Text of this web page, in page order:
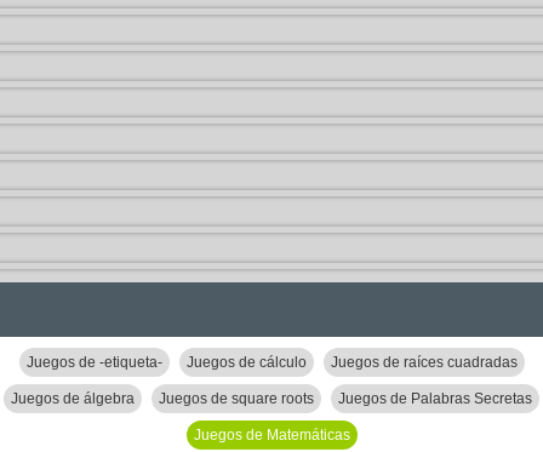
Juegos de -etiqueta- Juegos de cálculo Juegos de raíces cuadradas
Juegos de álgebra Juegos de square roots Juegos de Palabras Secretas
Juegos de Matemáticas